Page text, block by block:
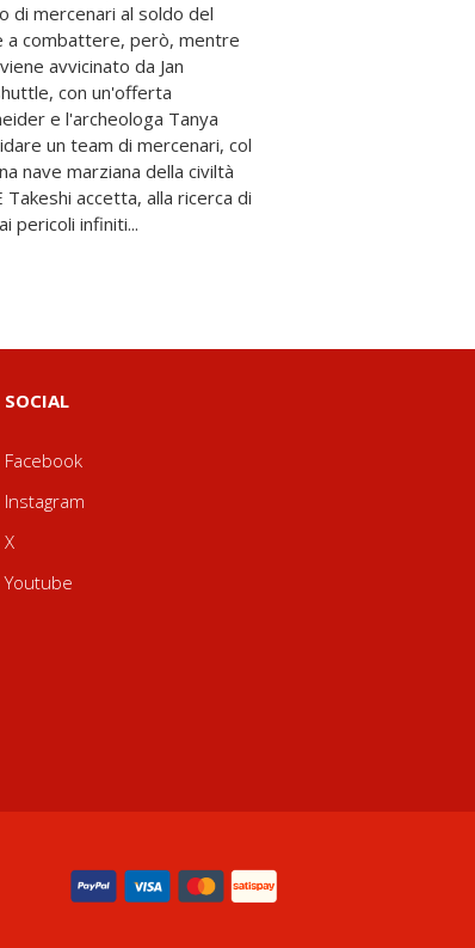
di mercenari al soldo del
a combattere, però, mentre
avvicinato da Jan
con un'offerta
e l'archeologa Tanya
un team di mercenari, col
nave marziana della civiltà
accetta, alla ricerca di
pericoli infiniti...
SOCIAL
Facebook
Instagram
X
Youtube